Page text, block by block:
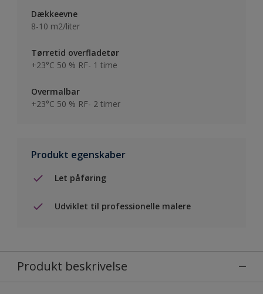
Dækkeevne
8-10 m2/liter
Tørretid overfladetør
+23°C 50 % RF- 1 time
Overmalbar
+23°C 50 % RF- 2 timer
Produkt egenskaber
Let påføring
Udviklet til professionelle malere
Produkt beskrivelse